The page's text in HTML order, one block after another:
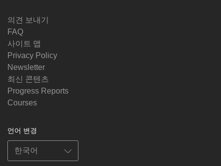
의견 보내기
FAQ
사이트 맵
Privacy Policy
Newsletter
최신 콘텐츠
Progress Reports
Courses
언어 변경